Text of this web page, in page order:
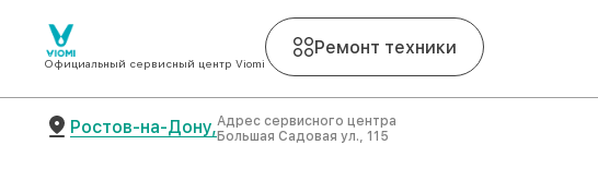
Официальный сервисный центр Viomi
Ремонт техники
Ростов-на-Дону,Адрес сервисного центра
Большая Садовая ул., 115